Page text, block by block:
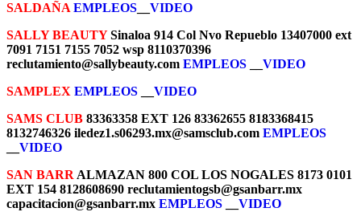
SALDAÑA EMPLEOS
VIDEO
SALLY BEAUTYSinaloa 914 Col Nvo Repueblo 13407000 ext
7091 7151 7155 7052 wsp 8110370396
reclutamiento@sallybeauty.com EMPLEOS
VIDEO
SAMPLEX EMPLEOS
VIDEO
SAMS CLUB 83363358 EXT 126 83362655 8183368415
8132746326 iledez1.s06293.mx@samsclub.com EMPLEOS
VIDEO
SAN BARR ALMAZAN 800 COL LOS NOGALES 8173 0101
EXT 154 8128608690 reclutamientogsb@gsanbarr.mx
capacitacion@gsanbarr.mx EMPLEOS
VIDEO